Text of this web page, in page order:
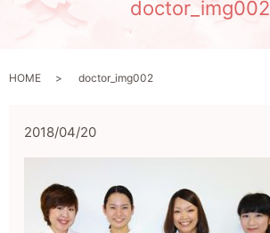
doctor_img002
HOME doctor_img002
2018/04/20